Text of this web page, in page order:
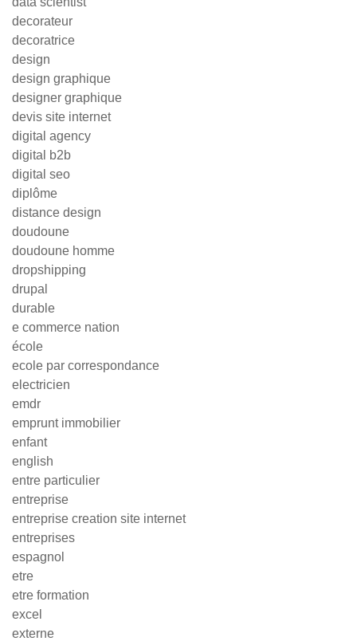
decorateur
decoratrice
design
design graphique
designer graphique
devis site internet
digital agency
digital b2b
digital seo
diplôme
distance design
doudoune
doudoune homme
dropshipping
drupal
durable
e commerce nation
école
ecole par correspondance
electricien
emdr
emprunt immobilier
enfant
english
entre particulier
entreprise
entreprise creation site internet
entreprises
espagnol
etre
etre formation
excel
externe